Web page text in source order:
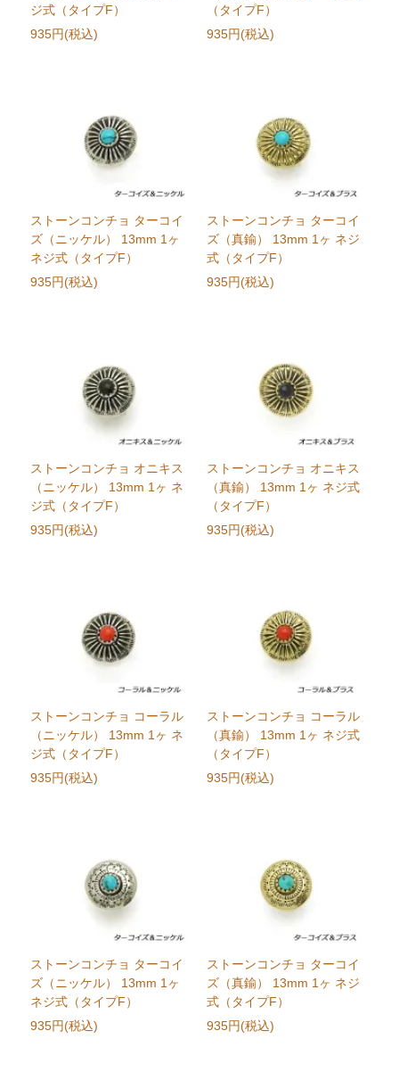
ジ式（タイプF）
935円(税込)
（タイプF）
935円(税込)
ストーンコンチョ ターコイ
ズ（ニッケル） 13mm 1ヶ
ネジ式（タイプF）
935円(税込)
ストーンコンチョ ターコイ
ズ（真鍮） 13mm 1ヶ ネジ
式（タイプF）
935円(税込)
ストーンコンチョ オニキス
（ニッケル） 13mm 1ヶ ネ
ジ式（タイプF）
935円(税込)
ストーンコンチョ オニキス
（真鍮） 13mm 1ヶ ネジ式
（タイプF）
935円(税込)
ストーンコンチョ コーラル
（ニッケル） 13mm 1ヶ ネ
ジ式（タイプF）
935円(税込)
ストーンコンチョ コーラル
（真鍮） 13mm 1ヶ ネジ式
（タイプF）
935円(税込)
ストーンコンチョ ターコイ
ズ（ニッケル） 13mm 1ヶ
ネジ式（タイプF）
935円(税込)
ストーンコンチョ ターコイ
ズ（真鍮） 13mm 1ヶ ネジ
式（タイプF）
935円(税込)